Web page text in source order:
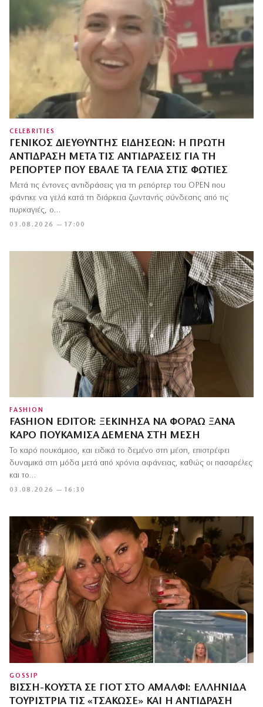
CELEBRITIES
ΓΕΝΙΚΌΣ ΔΙΕΥΘΥΝΤΉΣ ΕΙΔΉΣΕΩΝ: Η ΠΡΏΤΗ
ΑΝΤΊΔΡΑΣΗ ΜΕΤΆ ΤΙΣ ΑΝΤΙΔΡΆΣΕΙΣ ΓΙΑ ΤΗ
ΡΕΠΌΡΤΕΡ ΠΟΥ ΈΒΑΛΕ ΤΑ ΓΈΛΙΑ ΣΤΙΣ ΦΩΤΙΈΣ
03.08.2026 — 17:00
Μετά τις έντονες αντιδράσεις για τη ρεπόρτερ του OPEN που
φάνηκε να γελά κατά τη διάρκεια ζωντανής σύνδεσης από τις
πυρκαγιές, ο…
FASHION
FASHION EDITOR: ΞΕΚΊΝΗΣΑ ΝΑ ΦΟΡΆΩ ΞΑΝΆ
ΚΑΡΌ ΠΟΥΚΆΜΙΣΑ ΔΕΜΈΝΑ ΣΤΗ ΜΈΣΗ
03.08.2026 — 16:30
Το καρό πουκάμισο, και ειδικά το δεμένο στη μέση, επιστρέφει
δυναμικά στη μόδα μετά από χρόνια αφάνειας, καθώς οι πασαρέλες
και το…
GOSSIP
ΒΊΣΣΗ-ΚΟΎΣΤΑ ΣΕ ΓΙΟΤ ΣΤΟ ΑΜΆΛΦΙ: ΕΛΛΗΝΊΔΑ
ΤΟΥΡΊΣΤΡΙΑ ΤΙΣ «ΤΣΆΚΩΣΕ» ΚΑΙ Η ΑΝΤΊΔΡΑΣΉ